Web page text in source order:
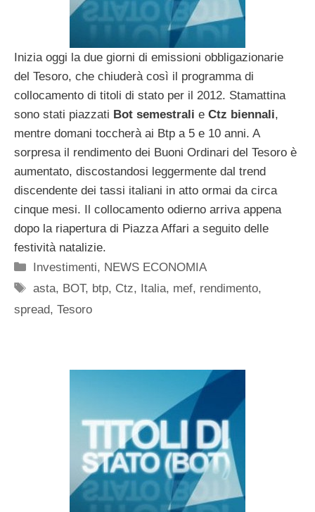
Inizia oggi la due giorni di emissioni obbligazionarie
del Tesoro, che chiuderà così il programma di
collocamento di titoli di stato per il 2012. Stamattina
sono stati piazzati Bot semestrali e Ctz biennali,
mentre domani toccherà ai Btp a 5 e 10 anni. A
sorpresa il rendimento dei Buoni Ordinari del Tesoro è
aumentato, discostandosi leggermente dal trend
discendente dei tassi italiani in atto ormai da circa
cinque mesi. Il collocamento odierno arriva appena
dopo la riapertura di Piazza Affari a seguito delle
festività natalizie.
Categorie
Investimenti, NEWS ECONOMIA
Tag
asta, BOT, btp, Ctz, Italia, mef, rendimento,
spread, Tesoro